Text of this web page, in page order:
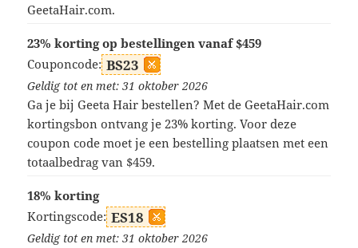
GeetaHair.com.
23% korting op bestellingen vanaf $459
Couponcode: BS23
Geldig tot en met: 31 oktober 2026
Ga je bij Geeta Hair bestellen? Met de GeetaHair.com
kortingsbon ontvang je 23% korting. Voor deze
coupon code moet je een bestelling plaatsen met een
totaalbedrag van $459.
18% korting
Kortingscode: ES18
Geldig tot en met: 31 oktober 2026